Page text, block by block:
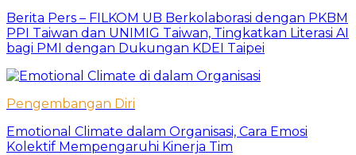
Berita Pers – FILKOM UB Berkolaborasi dengan PKBM
PPI Taiwan dan UNIMIG Taiwan, Tingkatkan Literasi AI
bagi PMI dengan Dukungan KDEI Taipei
Pengembangan Diri
Emotional Climate dalam Organisasi, Cara Emosi
Kolektif Mempengaruhi Kinerja Tim